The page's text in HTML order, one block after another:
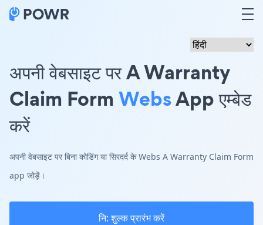
अपनी वेबसाइट पर A Warranty
Claim Form WebsApp एम्बेड
करें
अपनी वेबसाइट पर बिना कोडिंग या सिरदर्द के Webs A Warranty Claim Form
app जोड़ें।
नि: शुल्क प्रारंभ करें